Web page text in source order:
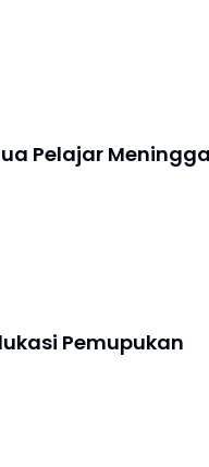
Pelajar
Pemupukan